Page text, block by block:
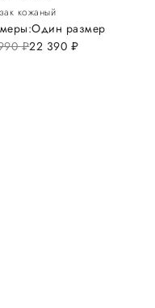
кожаный
руб.22 390 руб.
Один размер